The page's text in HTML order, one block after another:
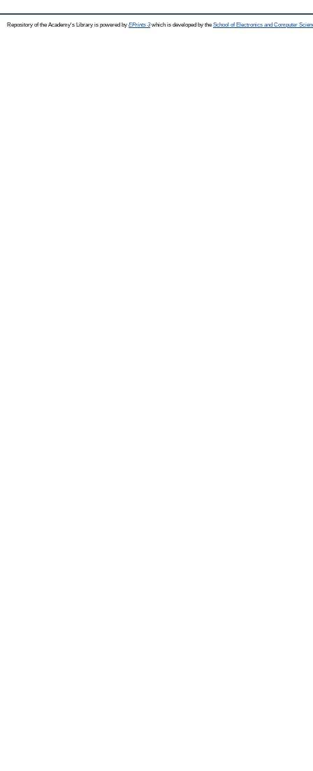
Repository of the Academy's Library is powered by EPrints 3which is developed by the School of Electronics and Computer